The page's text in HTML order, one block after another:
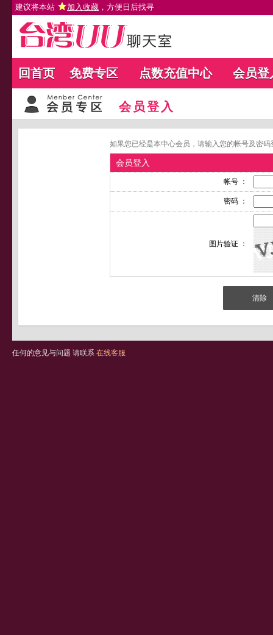
建议将本站 加入收藏 ，方便日后找寻
回首页 免费专区 点数充值中心 会员登
会员登入
如果您已经是本中心会员，请输入您的帐号及密
会员登入
帐号 ：
密码 ：
图片验证 ：
任何的意见与问题 请联系 在线客服